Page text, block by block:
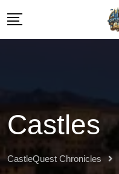
Castles
CastleQuest Chronicles